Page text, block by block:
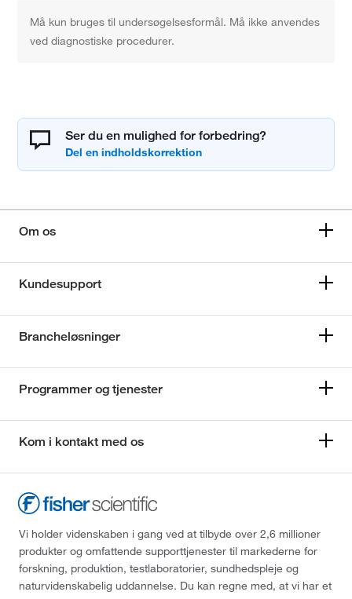
Må kun bruges til undersøgelsesformål. Må ikke anvendes
ved diagnostiske procedurer.
Ser du en mulighed for forbedring?
Om os
Kundesupport
Brancheløsninger
Programmer og tjenester
Kom i kontakt med os
Vi holder videnskaben i gang ved at tilbyde over 2,6 millioner
produkter og omfattende supporttjenester til markederne for
forskning, produktion, testlaboratorier, sundhedspleje og
naturvidenskabelig uddannelse. Du kan regne med, at vi har et